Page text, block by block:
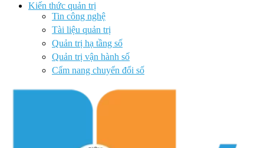
Kiến thức quản trị
Tin công nghệ
Tài liệu quản trị
Quản trị hạ tầng số
Quản trị vận hành số
Cẩm nang chuyển đổi số